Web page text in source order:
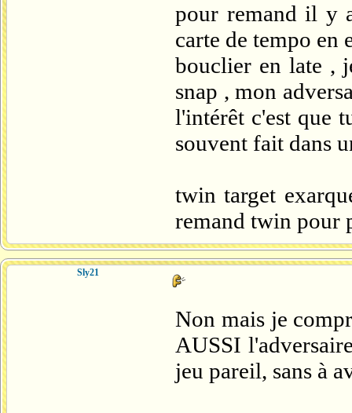
pour remand il y
carte de tempo en
bouclier en late ,
snap , mon
l'intérêt c'est que
souvent fait dans
twin target
remand twin pour
Sly21
Non mais je
AUSSI
jeu pareil, sans à